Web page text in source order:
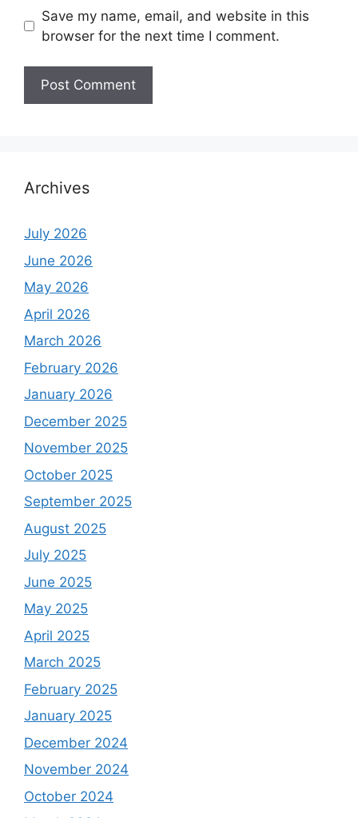
Save my name, email, and website in this
browser for the next time I comment.
Archives
July 2026
June 2026
May 2026
April 2026
March 2026
February 2026
January 2026
December 2025
November 2025
October 2025
September 2025
August 2025
July 2025
June 2025
May 2025
April 2025
March 2025
February 2025
January 2025
December 2024
November 2024
October 2024